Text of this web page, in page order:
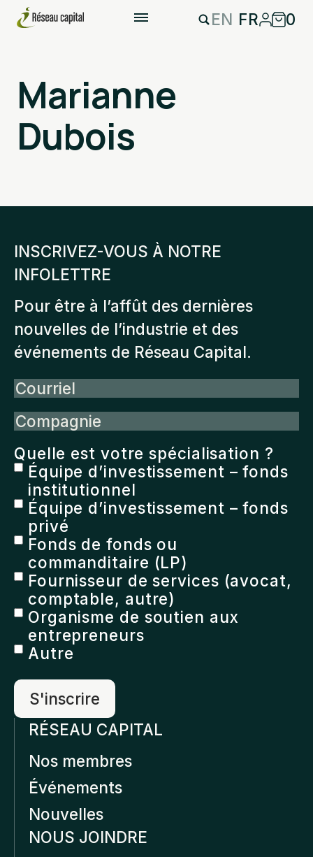
EN FR 0
Marianne
Dubois
INSCRIVEZ-VOUS À NOTRE
INFOLETTRE
Pour être à l’affût des dernières
nouvelles de l’industrie et des
événements de Réseau Capital.
Courriel
Compagnie
Quelle est votre spécialisation ?
Équipe d’investissement – fonds
institutionnel
Équipe d’investissement – fonds
privé
Fonds de fonds ou
commanditaire (LP)
Fournisseur de services (avocat,
comptable, autre)
Organisme de soutien aux
entrepreneurs
Autre
RÉSEAU CAPITAL
Nos membres
Événements
Nouvelles
NOUS JOINDRE